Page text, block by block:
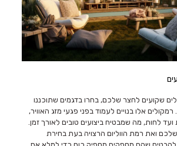
שקועים לחצר שלכם, בחרו בדגמים שתוכננו
רמקולים אלו בנויים לעמוד בפני פגעי מזג האוויר,
ועד לחות, מה שמבטיח ביצועים טובים לאורך זמן.
ואת רמת הווליום הרצויה בעת בחירת